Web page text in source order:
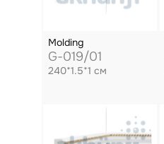
Molding
G-019/01
240*1.5*1 см